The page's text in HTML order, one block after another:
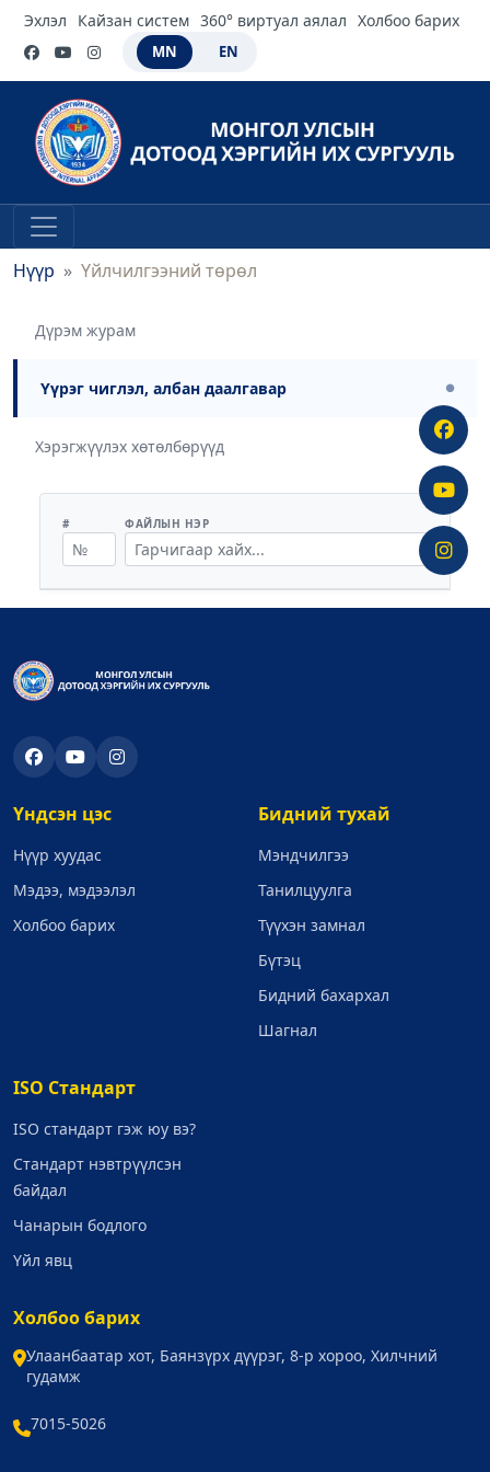
Эхлэл Кайзан систем 360° виртуал аялал Холбоо барих
MN EN
Нүүр Үйлчилгээний төрөл
Дүрэм журам
Үүрэг чиглэл, албан даалгавар ●
Хэрэгжүүлэх хөтөлбөрүүд
# ФАЙЛЫН НЭР
Үндсэн цэс
Нүүр хуудас
Мэдээ, мэдээлэл
Холбоо барих
Бидний тухай
Мэндчилгээ
Танилцуулга
Түүхэн замнал
Бүтэц
Бидний бахархал
Шагнал
ISO Стандарт
ISO стандарт гэж юу вэ?
Стандарт нэвтрүүлсэн
байдал
Чанарын бодлого
Үйл явц
Холбоо барих
Улаанбаатар хот, Баянзүрх дүүрэг, 8-р хороо, Хилчний
гудамж
7015-5026